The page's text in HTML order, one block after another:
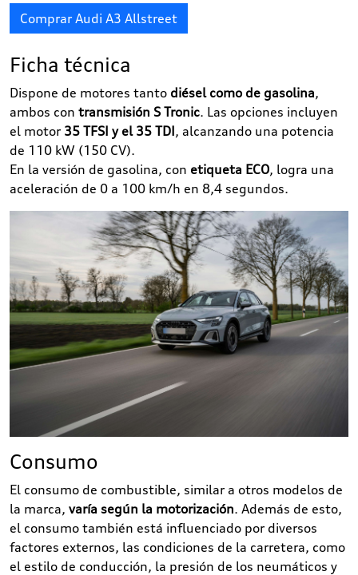
Comprar Audi A3 Allstreet
Ficha técnica
Dispone de motores tanto diésel como de gasolina,
ambos con transmisión S Tronic. Las opciones incluyen
el motor 35 TFSI y el 35 TDI, alcanzando una potencia
de 110 kW (150 CV).
En la versión de gasolina, con etiqueta ECO, logra una
aceleración de 0 a 100 km/h en 8,4 segundos.
Consumo
El consumo de combustible, similar a otros modelos de
la marca, varía según la motorización. Además de esto,
el consumo también está influenciado por diversos
factores externos, las condiciones de la carretera, como
el estilo de conducción, la presión de los neumáticos y